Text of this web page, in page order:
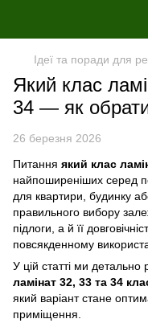
Ідеї та поради для
Який клас
34 — як
26 березня 2026
Питання який клас
найпоширеніших серед
для квартири, будинку
правильного вибору
підлоги, а й її
повсякденному
У цій статті ми детально
ламінат 32, 33 та 34
який варіант стане
приміщення.